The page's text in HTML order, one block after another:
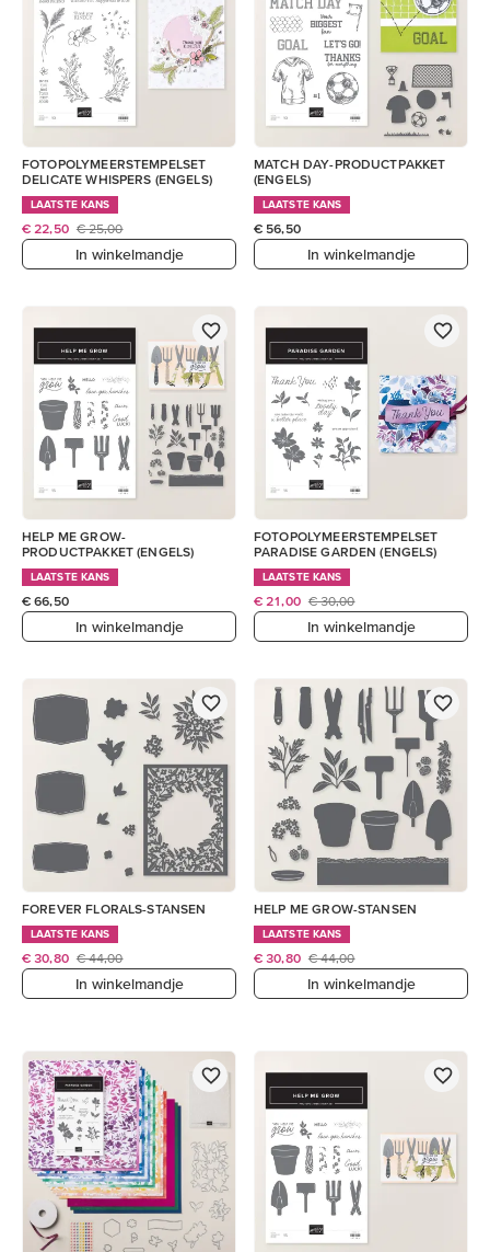
FOTOPOLYMEERSTEMPELSET
DELICATE WHISPERS (ENGELS)
LAATSTE KANS
€ 22,50 € 25,00
In winkelmandje
MATCH DAY-PRODUCTPAKKET
(ENGELS)
LAATSTE KANS
€ 56,50
In winkelmandje
HELP ME GROW-
PRODUCTPAKKET (ENGELS)
LAATSTE KANS
€ 66,50
In winkelmandje
FOTOPOLYMEERSTEMPELSET
PARADISE GARDEN (ENGELS)
LAATSTE KANS
€ 21,00 € 30,00
In winkelmandje
FOREVER FLORALS-STANSEN
LAATSTE KANS
€ 30,80 € 44,00
In winkelmandje
HELP ME GROW-STANSEN
LAATSTE KANS
€ 30,80 € 44,00
In winkelmandje